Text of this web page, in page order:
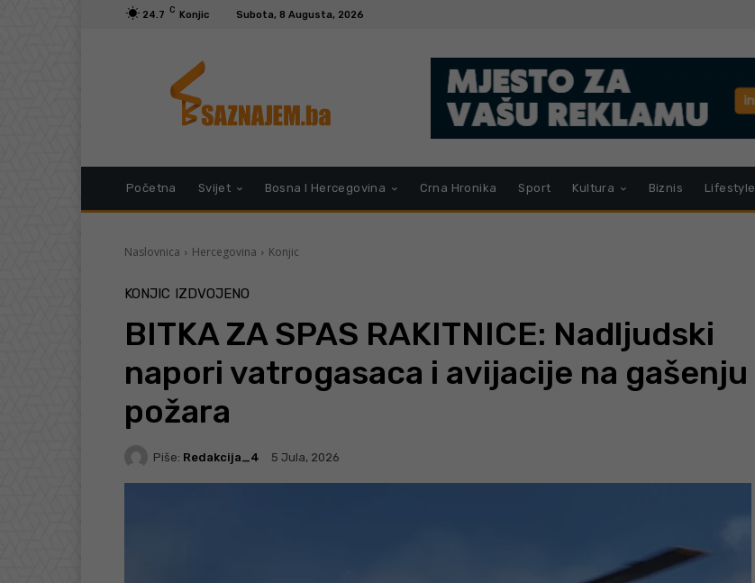
24.7 C Konjic Subota, 8 Augusta, 2026
Početna Svijet Bosna I Hercegovina Crna Hronika Sport Kultura Biznis Lifestyle
Naslovnica Hercegovina Konjic
KONJIC IZDVOJENO
BITKA ZA SPAS RAKITNICE: Nadljudski
napori vatrogasaca i avijacije na gašenju
požara
Piše: Redakcija_4 5 Jula, 2026